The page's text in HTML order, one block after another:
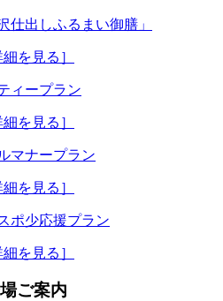
仕出しふるまい御膳」
細を見る］
ィープラン
細を見る］
マナープラン
細を見る］
ポ少応援プラン
細を見る］
ご案内